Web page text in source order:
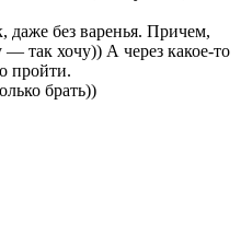
даже без варенья. Причем,
так хочу)) А через какое-то
пройти.
брать))